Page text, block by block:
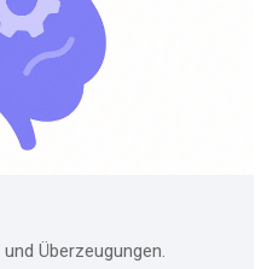
Überzeugungen.